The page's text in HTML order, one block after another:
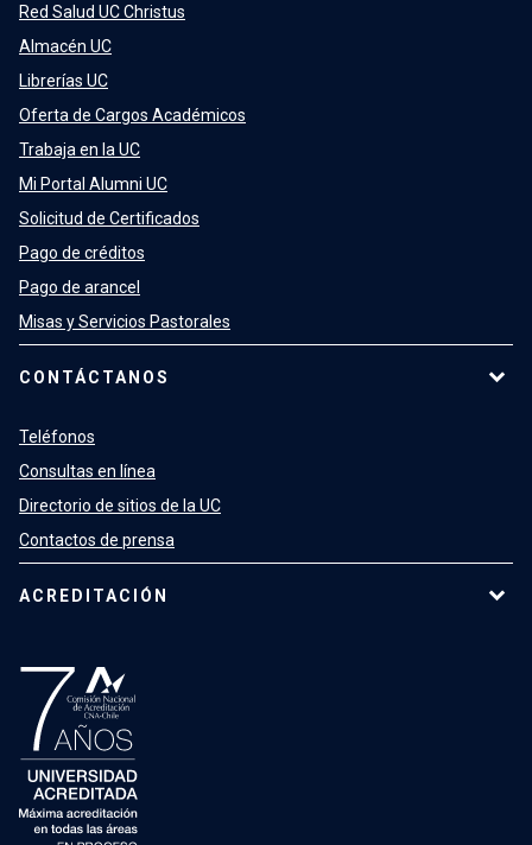
Red Salud UC Christus
Almacén UC
Librerías UC
Oferta de Cargos Académicos
Trabaja en la UC
Mi Portal Alumni UC
Solicitud de Certificados
Pago de créditos
Pago de arancel
Misas y Servicios Pastorales
CONTÁCTANOS
Teléfonos
Consultas en línea
Directorio de sitios de la UC
Contactos de prensa
ACREDITACIÓN